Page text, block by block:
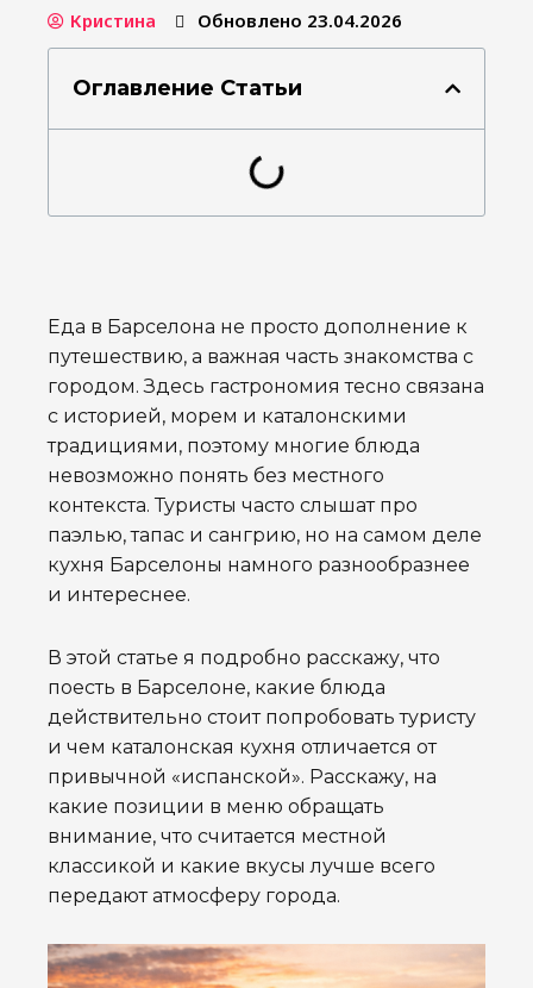
Кристина Обновлено 23.04.2026
Оглавление Статьи
Еда в Барселона не просто дополнение к
путешествию, а важная часть знакомства с
городом. Здесь гастрономия тесно связана
с историей, морем и каталонскими
традициями, поэтому многие блюда
невозможно понять без местного
контекста. Туристы часто слышат про
паэлью, тапас и сангрию, но на самом деле
кухня Барселоны намного разнообразнее
и интереснее.
В этой статье я подробно расскажу, что
поесть в Барселоне, какие блюда
действительно стоит попробовать туристу
и чем каталонская кухня отличается от
привычной «испанской». Расскажу, на
какие позиции в меню обращать
внимание, что считается местной
классикой и какие вкусы лучше всего
передают атмосферу города.